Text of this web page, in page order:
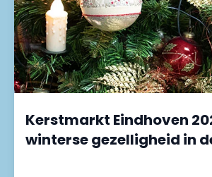
Kerstmarkt Eindhoven
winterse gezelligheid in